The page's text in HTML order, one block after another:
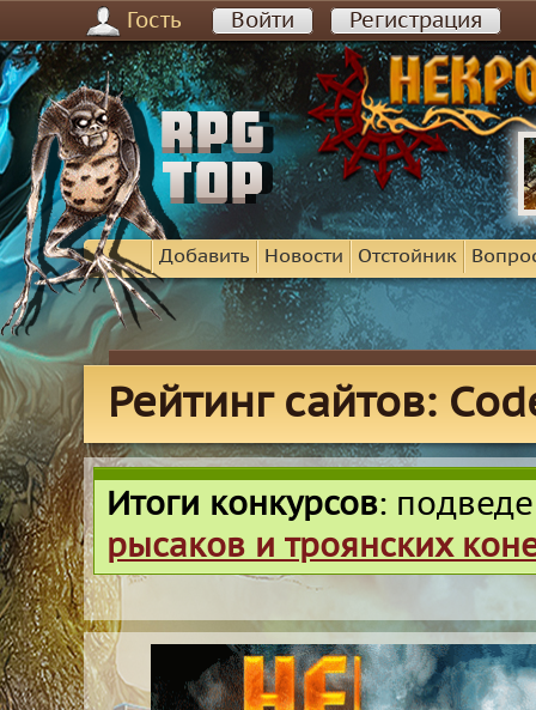
Гость Войти Регистрация
Добавить Новости Отстойник
Рейтинг сайтов:
Итоги конкурсов:
рысаков и троянских